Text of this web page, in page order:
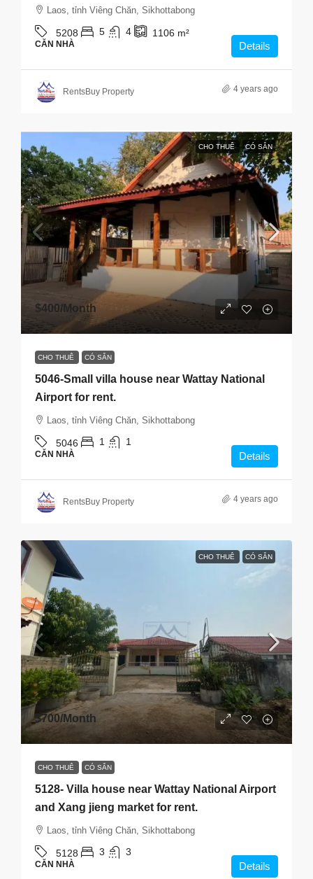
Laos, tỉnh Viêng Chăn, Sikhottabong
5208 5 4 1106 m²
CĂN NHÀ Details
RentsBuy Property 4 years ago
CHO THUÊ CÓ SẴN
$400/Month
CHO THUÊ CÓ SẴN
5046-Small villa house near Wattay National
Airport for rent.
Laos, tỉnh Viêng Chăn, Sikhottabong
5046 1 1
CĂN NHÀ Details
RentsBuy Property 4 years ago
CHO THUÊ CÓ SẴN
$700/Month
CHO THUÊ CÓ SẴN
5128- Villa house near Wattay National Airport
and Xang jieng market for rent.
Laos, tỉnh Viêng Chăn, Sikhottabong
5128 3 3
CĂN NHÀ Details